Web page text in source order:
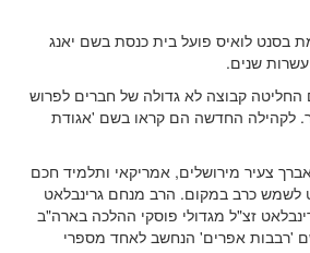
בסנט לואיס פועל בית כנסת בשם יאנג
שנים.
יותר מ-30 שנים החליטה קבוצה לא גדולה של חברים לפרוש
לקהילה החדשה הם קראו בשם 'אגודת
צעיר מירושלים, אמריקאי ותלמיד חכם
לשמש כרב במקום. הרב מנחם גרינבלאט
זצ"ל מגדולי פוסקי ההלכה בארה"ב
'רבבות אפרים' הנחשב לאחד מספרי